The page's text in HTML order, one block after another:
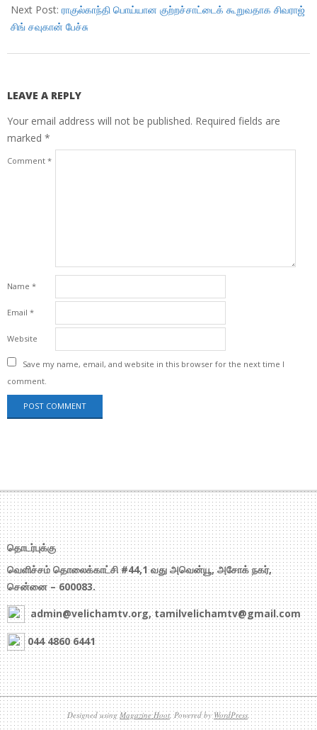
Next Post: ராகுல்காந்தி பொய்யான குற்றச்சாட்டைக் கூறுவதாக சிவராஜ்
சிங் சவுகான் பேச்சு
LEAVE A REPLY
Your email address will not be published. Required fields are
marked *
Comment *
Name *
Email *
Website
Save my name, email, and website in this browser for the next time I
comment.
தொடர்புக்கு
வெளிச்சம் தொலைக்காட்சி #44,1 வது அவென்யூ, அசோக் நகர்,
சென்னை – 600083.
admin@velichamtv.org, tamilvelichamtv@gmail.com
044 4860 6441
Designed using Magazine Hoot. Powered byWordPress.